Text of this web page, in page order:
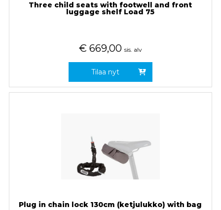
Three child seats with footwell and front
luggage shelf Load 75
€ 669,00 sis. alv
Tilaa nyt
Plug in chain lock 130cm (ketjulukko) with bag